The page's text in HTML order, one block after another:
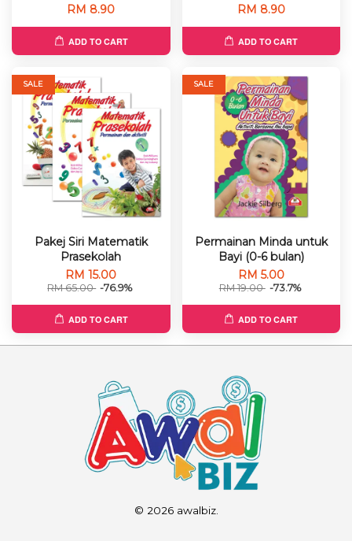
RM 8.90
ADD TO CART
RM 8.90
ADD TO CART
SALE
Pakej Siri Matematik
Prasekolah
RM 15.00
RM 65.00 -76.9%
ADD TO CART
SALE
Permainan Minda untuk
Bayi (0-6 bulan)
RM 5.00
RM 19.00 -73.7%
ADD TO CART
© 2026 awalbiz.